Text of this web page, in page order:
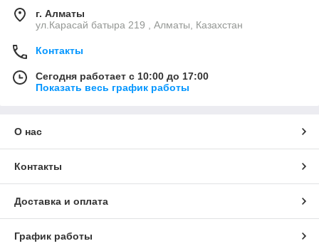
г. Алматы
ул.Карасай батыра 219 , Алматы, Казахстан
Контакты
Сегодня работает с 10:00 до 17:00
Показать весь график работы
О нас
Контакты
Доставка и оплата
График работы